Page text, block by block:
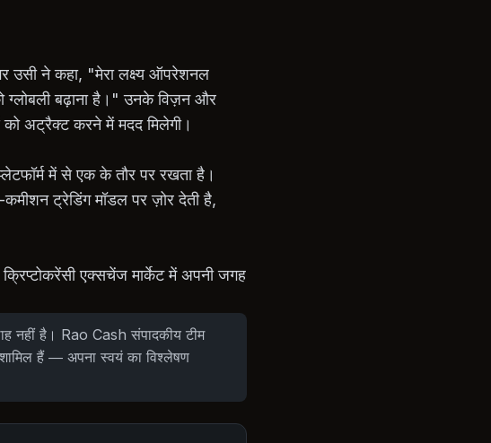
उसी ने कहा, "मेरा लक्ष्य ऑपरेशनल
ग्लोबली बढ़ाना है।" उनके विज़न और
अट्रैक्ट करने में मदद मिलेगी।
में से एक के तौर पर रखता है।
ट्रेडिंग मॉडल पर ज़ोर देती है,
एक्सचेंज मार्केट में अपनी जगह
नहीं है। Rao Cash संपादकीय टीम
शामिल हैं — अपना स्वयं का विश्लेषण